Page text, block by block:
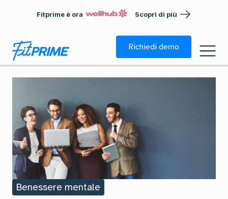
Fitprime è ora Scopri di più
Richiedi demo
Benessere mentale